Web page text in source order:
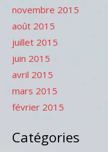
novembre 2015
août 2015
juillet 2015
juin 2015
avril 2015
mars 2015
février 2015
Catégories